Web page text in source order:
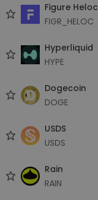
Figure Heloc
FIGR_HELOC
Hyperliquid
HYPE
Dogecoin
DOGE
USDS
USDS
Rain
RAIN